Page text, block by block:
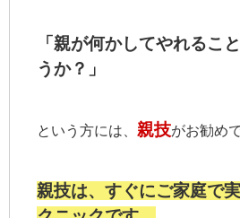
「親が何かしてやれるこ
うか？」
という方には、 親技がお勧め
親技は、すぐにご家庭で